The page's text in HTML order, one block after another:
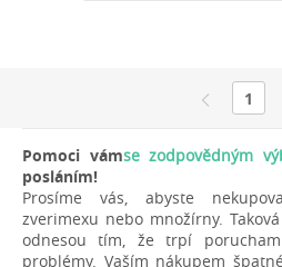
1
Pomoci vámse zodpovědným
posláním!
Prosíme vás, abyste
zverimexu nebo množírny.
odnesou tím, že trpí
problémy. Vaším nákupem